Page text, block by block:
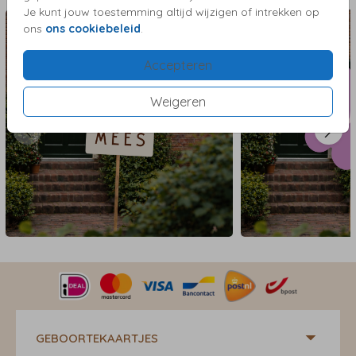
Je kunt jouw toestemming altijd wijzigen of intrekken op
ons ons cookiebeleid
Accepteren
Weigeren
GEBOORTEKAARTJES